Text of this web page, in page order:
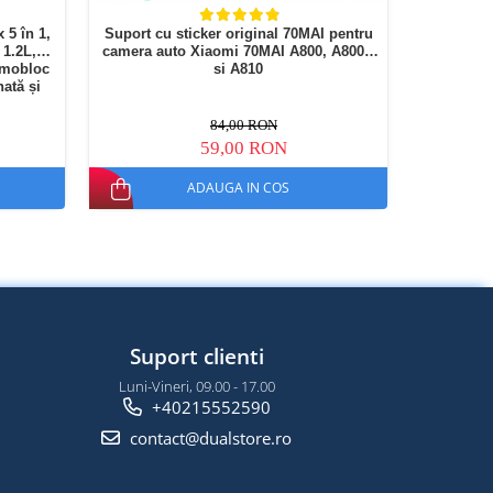
5 în 1,
și
Suport cu sticker original 70MAI pentru
camera auto Xiaomi 70MAI A800, A800S
si A810
84,00 RON
59,00 RON
ADAUGA IN COS
Suport clienti
Luni-Vineri, 09.00 - 17.00
+40215552590
contact@dualstore.ro